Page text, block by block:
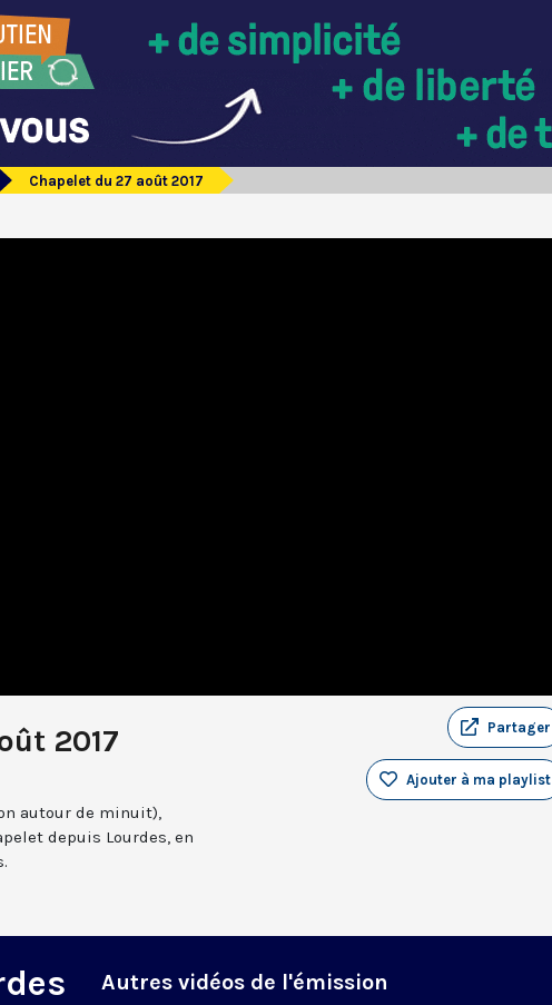
Chapelet du 27 août 2017
2017 Partager
Ajouter à ma playlist
autour de minuit),
depuis Lourdes, en
Autres vidéos de l'émission